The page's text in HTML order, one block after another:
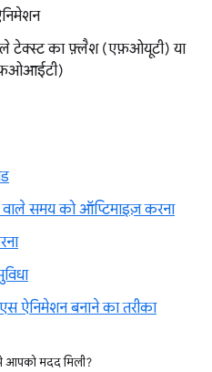
टेक्स्ट का फ़्लैश (एफ़ओयूटी) या
समय को ऑप्टिमाइज़ करना
ऐनिमेशन बनाने का तरीका
आपको मदद मिली?